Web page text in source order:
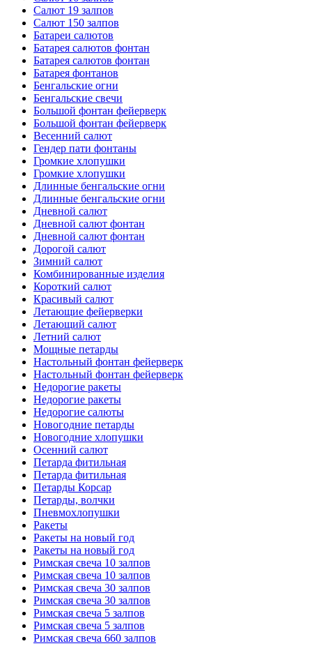
Салют 19 залпов
Салют 150 залпов
Батареи салютов
Батарея салютов фонтан
Батарея салютов фонтан
Батарея фонтанов
Бенгальские огни
Бенгальские свечи
Большой фонтан фейерверк
Большой фонтан фейерверк
Весенний салют
Гендер пати фонтаны
Громкие хлопушки
Громкие хлопушки
Длинные бенгальские огни
Длинные бенгальские огни
Дневной салют
Дневной салют фонтан
Дневной салют фонтан
Дорогой салют
Зимний салют
Комбинированные изделия
Короткий салют
Красивый салют
Летающие фейерверки
Летающий салют
Летний салют
Мощные петарды
Настольный фонтан фейерверк
Настольный фонтан фейерверк
Недорогие ракеты
Недорогие ракеты
Недорогие салюты
Новогодние петарды
Новогодние хлопушки
Осенний салют
Петарда фитильная
Петарда фитильная
Петарды Корсар
Петарды, волчки
Пневмохлопушки
Ракеты
Ракеты на новый год
Ракеты на новый год
Римская свеча 10 залпов
Римская свеча 10 залпов
Римская свеча 30 залпов
Римская свеча 30 залпов
Римская свеча 5 залпов
Римская свеча 5 залпов
Римская свеча 660 залпов